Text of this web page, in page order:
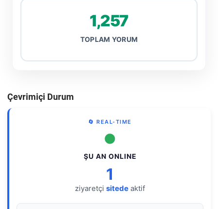
1,257
TOPLAM YORUM
Çevrimiçi Durum
🔄 REAL-TIME
●
ŞU AN ONLINE
1
ziyaretçi sitede aktif